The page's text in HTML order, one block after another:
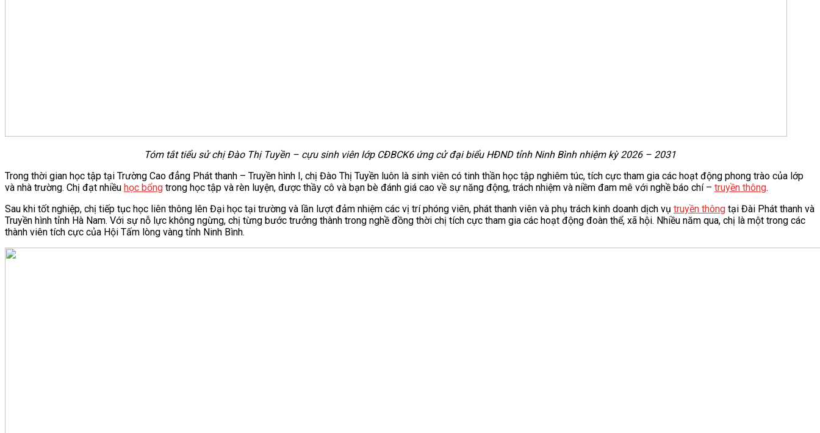
Tóm tắt tiểu sử chị Đào Thị Tuyền – cựu sinh viên lớp CĐBCK6 ứng cử đại biểu HĐND tỉnh Ninh Bình nhiệm kỳ 2026 – 2031
Trong thời gian học tập tại Trường Cao đẳng Phát thanh – Truyền hình I, chị Đào Thị Tuyền luôn là sinh viên có tinh thần học tập nghiêm túc, tích cực tham gia các hoạt động phong trào của lớp
và nhà trường. Chị đạt nhiều học bổng trong học tập và rèn luyện, được thầy cô và bạn bè đánh giá cao về sự năng động, trách nhiệm và niềm đam mê với nghề báo chí – truyền thông.
Sau khi tốt nghiệp, chị tiếp tục học liên thông lên Đại học tại trường và lần lượt đảm nhiệm các vị trí phóng viên, phát thanh viên và phụ trách kinh doanh dịch vụ truyền thông tại Đài Phát thanh và
Truyền hình tỉnh Hà Nam. Với sự nỗ lực không ngừng, chị từng bước trưởng thành trong nghề đồng thời chị tích cực tham gia các hoạt động đoàn thể, xã hội. Nhiều năm qua, chị là một trong các
thành viên tích cực của Hội Tấm lòng vàng tỉnh Ninh Bình.